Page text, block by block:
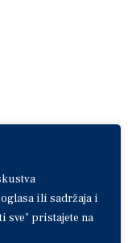
ili sadržaja i
sve" pristajete na